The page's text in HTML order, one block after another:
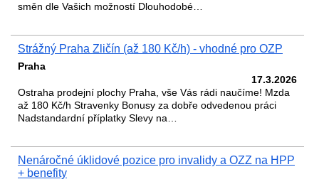
směn dle Vašich možností Dlouhodobé…
Strážný Praha Zličín (až 180 Kč/h) - vhodné pro OZP
Praha
17.3.2026
Ostraha prodejní plochy Praha, vše Vás rádi naučíme! Mzda
až 180 Kč/h Stravenky Bonusy za dobře odvedenou práci
Nadstandardní příplatky Slevy na…
Nenáročné úklidové pozice pro invalidy a OZZ na HPP
+ benefity